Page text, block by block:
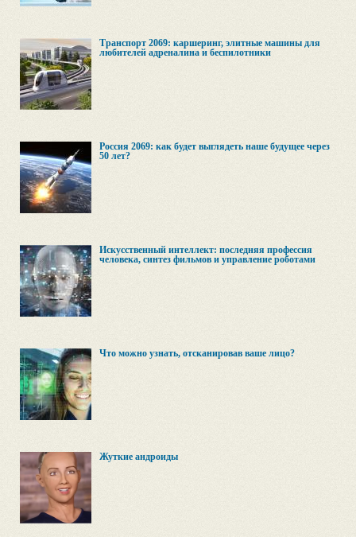
Транспорт 2069: каршеринг, элитные машины для
любителей адреналина и беспилотники
Россия 2069: как будет выглядеть наше будущее через
50 лет?
Искусственный интеллект: последняя профессия
человека, синтез фильмов и управление роботами
Что можно узнать, отсканировав ваше лицо?
Жуткие андроиды